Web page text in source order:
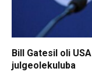
Bill Gatesil oli
julgeolekuluba